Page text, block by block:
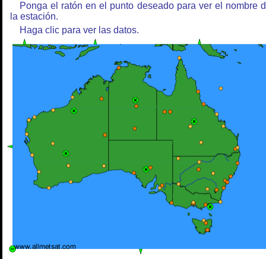
Ponga el ratón en el punto deseado para ver el nombre
la estación.
Haga clic para ver las datos.